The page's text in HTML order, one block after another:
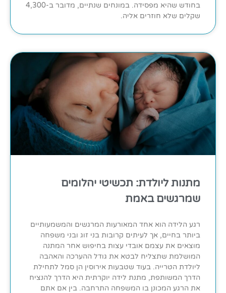
בחודש שהיא מפסידה. במונחים שנתיים, מדובר ב-4,300
שקלים שלא חוזרים אליה.
מתנות ליולדת: תכשיטי יהלומים
שמרגשים באמת
רגע הלידה הוא אחד המאורעות המרגשים והמשמעותיים
ביותר בחיים, אך לעיתים קרובות בני זוג ובני משפחה
מוצאים את עצמם אובדי עצות בחיפוש אחר המתנה
המושלמת שתצליח לבטא את גודל ההערכה והאהבה
ליולדת הטרייה. בעוד שטבעות אירוסין הן סמל לתחילת
הדרך המשותפת, מתנת לידה יוקרתית היא הדרך להנציח
את הרגע המכונן בו המשפחה התרחבה. בין אם אתם